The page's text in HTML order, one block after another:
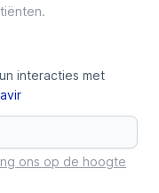
interacties met
ons op de hoogte